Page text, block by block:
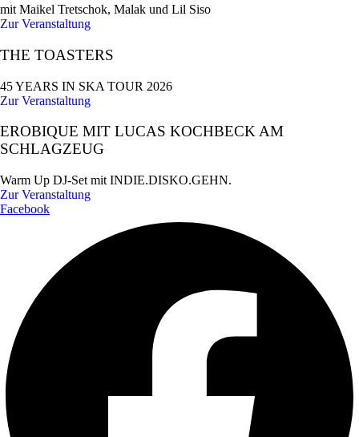
mit Maikel Tretschok, Malak und Lil Siso
Zur Veranstaltung
THE TOASTERS
45 YEARS IN SKA TOUR 2026
Zur Veranstaltung
EROBIQUE MIT LUCAS KOCHBECK AM
SCHLAGZEUG
Warm Up DJ-Set mit INDIE.DISKO.GEHN.
Zur Veranstaltung
Facebook